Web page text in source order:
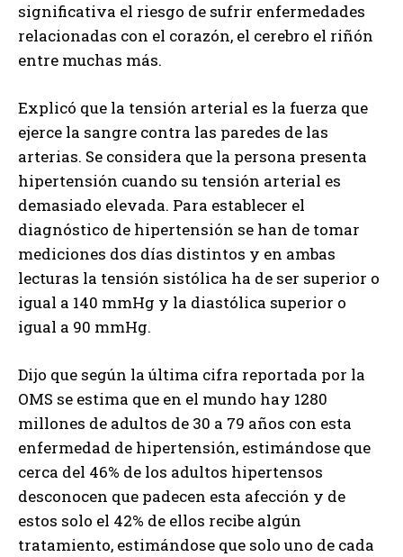
significativa el riesgo de sufrir enfermedades
relacionadas con el corazón, el cerebro el riñón
entre muchas más.
Explicó que la tensión arterial es la fuerza que
ejerce la sangre contra las paredes de las
arterias. Se considera que la persona presenta
hipertensión cuando su tensión arterial es
demasiado elevada. Para establecer el
diagnóstico de hipertensión se han de tomar
mediciones dos días distintos y en ambas
lecturas la tensión sistólica ha de ser superior o
igual a 140 mmHg y la diastólica superior o
igual a 90 mmHg.
Dijo que según la última cifra reportada por la
OMS se estima que en el mundo hay 1280
millones de adultos de 30 a 79 años con esta
enfermedad de hipertensión, estimándose que
cerca del 46% de los adultos hipertensos
desconocen que padecen esta afección y de
estos solo el 42% de ellos recibe algún
tratamiento, estimándose que solo uno de cada